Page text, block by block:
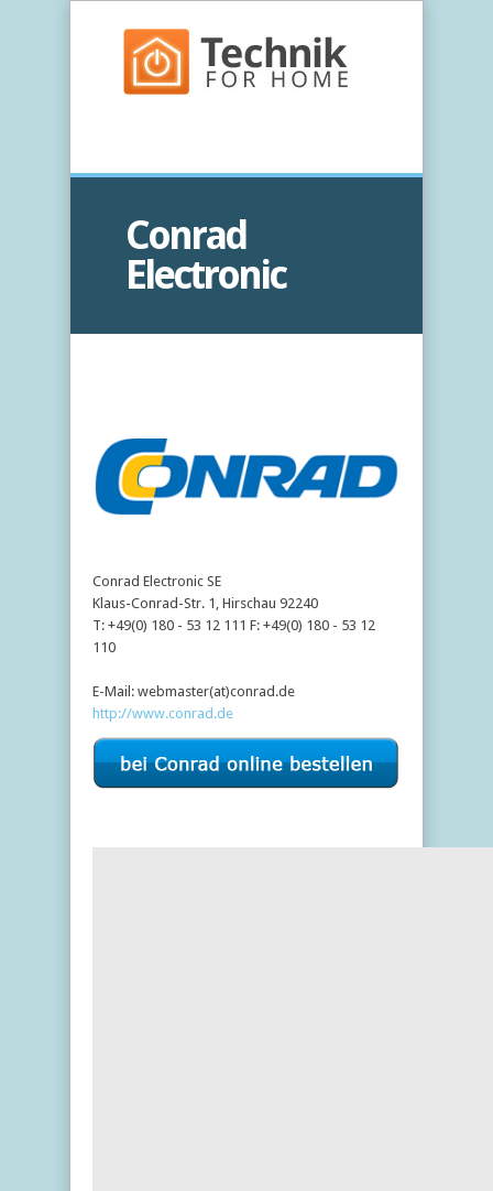
Conrad
Electronic
Conrad Electronic SE
Klaus-Conrad-Str. 1 Hirschau 92240
T: +49(0) 180 - 53 12 111 F: +49(0) 180 - 53 12
110
E-Mail: webmaster(at)conrad.de
http://www.conrad.de